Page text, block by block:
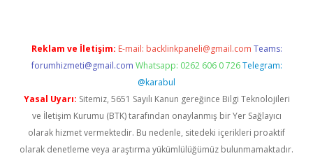
Reklam ve İletişim: E-mail: backlinkpaneli@gmail.com Teams:
forumhizmeti@gmail.com Whatsapp: 0262 606 0 726 Telegram:
@karabul
Yasal Uyarı: Sitemiz, 5651 Sayılı Kanun gereğince Bilgi Teknolojileri
ve İletişim Kurumu (BTK) tarafından onaylanmış bir Yer Sağlayıcı
olarak hizmet vermektedir. Bu nedenle, sitedeki içerikleri proaktif
olarak denetleme veya araştırma yükümlülüğümüz bulunmamaktadır.